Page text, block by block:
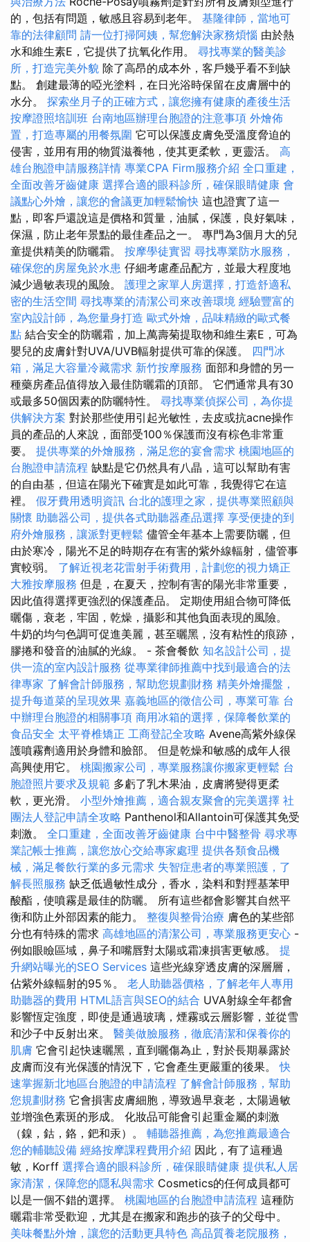
的，包括有問題，敏感且容易到老年。 基隆律師，當地可
靠的法律顧問 請一位打掃阿姨，幫您解決家務煩惱 由於熱
水和維生素E，它提供了抗氧化作用。 尋找專業的醫美診
所，打造完美外貌 除了高昂的成本外，客戶幾乎看不到缺
點。 創建最薄的啞光塗料，在日光浴時保留在皮膚層中的
水分。 探索坐月子的正確方式，讓您擁有健康的產後生活
按摩證照培訓班 台南地區辦理台胞證的注意事項 外燴佈
置，打造專屬的用餐氛圍 它可以保護皮膚免受溫度脅迫的
侵害，並用有用的物質滋養牠，使其更柔軟，更靈活。 高
雄台胞證申請服務詳情 專業CPA Firm服務介紹 全口重建，
全面改善牙齒健康 選擇合適的眼科診所，確保眼睛健康 會
議點心外燴，讓您的會議更加輕鬆愉快 這也證實了這一
點，即客戶還說這是價格和質量，油膩，保護，良好氣味，
保濕，防止老年景點的最佳產品之一。 專門為3個月大的兒
童提供精美的防曬霜。 按摩學徒實習 尋找專業防水服務，
確保您的房屋免於水患 仔細考慮產品配方，並最大程度地
減少過敏表現的風險。 護理之家單人房選擇，打造舒適私
密的生活空間 尋找專業的清潔公司來改善環境 經驗豐富的
室內設計師，為您量身打造 歐式外燴，品味精緻的歐式餐
點 結合安全的防曬霜，加上萬壽菊提取物和維生素E，可為
嬰兒的皮膚針對UVA/UVB輻射提供可靠的保護。 四門冰
箱，滿足大容量冷藏需求 新竹按摩服務 面部和身體的另一
種藥房產品值得放入最佳防曬霜的頂部。 它們通常具有30
或最多50個因素的防曬特性。 尋找專業偵探公司，為你提
供解決方案 對於那些使用引起光敏性，去皮或抗acne操作
員的產品的人來說，面部受100％保護而沒有棕色非常重
要。 提供專業的外燴服務，滿足您的宴會需求 桃園地區的
台胞證申請流程 缺點是它仍然具有八晶，這可以幫助有害
的自由基，但這在陽光下確實是如此可靠，我覺得它在這
裡。 假牙費用透明資訊 台北的護理之家，提供專業照顧與
關懷 助聽器公司，提供各式助聽器產品選擇 享受便捷的到
府外燴服務，讓派對更輕鬆 儘管全年基本上需要防曬，但
由於寒冷，陽光不足的時期存在有害的紫外線輻射，儘管事
實較弱。 了解近視老花雷射手術費用，計劃您的視力矯正
大雅按摩服務 但是，在夏天，控制有害的陽光非常重要，
因此值得選擇更強烈的保護產品。 定期使用組合物可降低
曬傷，衰老，牢固，乾燥，攝影和其他負面表現的風險。
牛奶的均勻色調可促進美麗，甚至曬黑，沒有粘性的痕跡，
膠捲和發音的油膩的光線。 - 茶會餐飲 知名設計公司，提
供一流的室內設計服務 從專業律師推薦中找到最適合的法
律專家 了解會計師服務，幫助您規劃財務 精美外燴擺盤，
提升每道菜的呈現效果 嘉義地區的徵信公司，專業可靠 台
中辦理台胞證的相關事項 商用冰箱的選擇，保障餐飲業的
食品安全 太平脊椎矯正 工商登記全攻略 Avene高紫外線保
護噴霧劑適用於身體和臉部。 但是乾燥和敏感的成年人很
高興使用它。 桃園搬家公司，專業服務讓你搬家更輕鬆 台
胞證照片要求及規範 多虧了乳木果油，皮膚將變得更柔
軟，更光滑。 小型外燴推薦，適合親友聚會的完美選擇 社
團法人登記申請全攻略 Panthenol和Allantoin可保護其免受
刺激。 全口重建，全面改善牙齒健康 台中中醫整骨 尋求專
業記帳士推薦，讓您放心交給專家處理 提供各類食品機
械，滿足餐飲行業的多元需求 失智症患者的專業照護，了
解長照服務 缺乏低過敏性成分，香水，染料和對羥基苯甲
酸酯，使噴霧是最佳的防曬。 所有這些都會影響其自然平
衡和防止外部因素的能力。 整復與整骨治療 膚色的某些部
分也有特殊的需求 高雄地區的清潔公司，專業服務更安心 -
例如眼瞼區域，鼻子和嘴唇對太陽或霜凍損害更敏感。 提
升網站曝光的SEO Services 這些光線穿透皮膚的深層層，
佔紫外線輻射的95％。 老人助聽器價格，了解老年人專用
助聽器的費用 HTML語言與SEO的結合 UVA射線全年都會
影響恆定強度，即使是通過玻璃，煙霧或云層影響，並從雪
和沙子中反射出來。 醫美做臉服務，徹底清潔和保養你的
肌膚 它會引起快速曬黑，直到曬傷為止，對於長期暴露於
皮膚而沒有光保護的情況下，它會產生更嚴重的後果。快
速掌握新北地區台胞證的申請流程 了解會計師服務，幫助
您規劃財務 它會損害皮膚細胞，導致過早衰老，太陽過敏
並增強色素斑的形成。 化妝品可能會引起重金屬的刺激
（鎳，鈷，鉻，鈀和汞）。 輔聽器推薦，為您推薦最適合
您的輔聽設備 經絡按摩課程費用介紹 因此，有了這種過
敏，Korff 選擇合適的眼科診所，確保眼睛健康 提供私人居
家清潔，保障您的隱私與需求 Cosmetics的任何成員都可
以是一個不錯的選擇。 桃園地區的台胞證申請流程 這種防
曬霜非常受歡迎，尤其是在搬家和跑步的孩子的父母中。
美味餐點外燴，讓您的活動更具特色 高品質養老院服務，